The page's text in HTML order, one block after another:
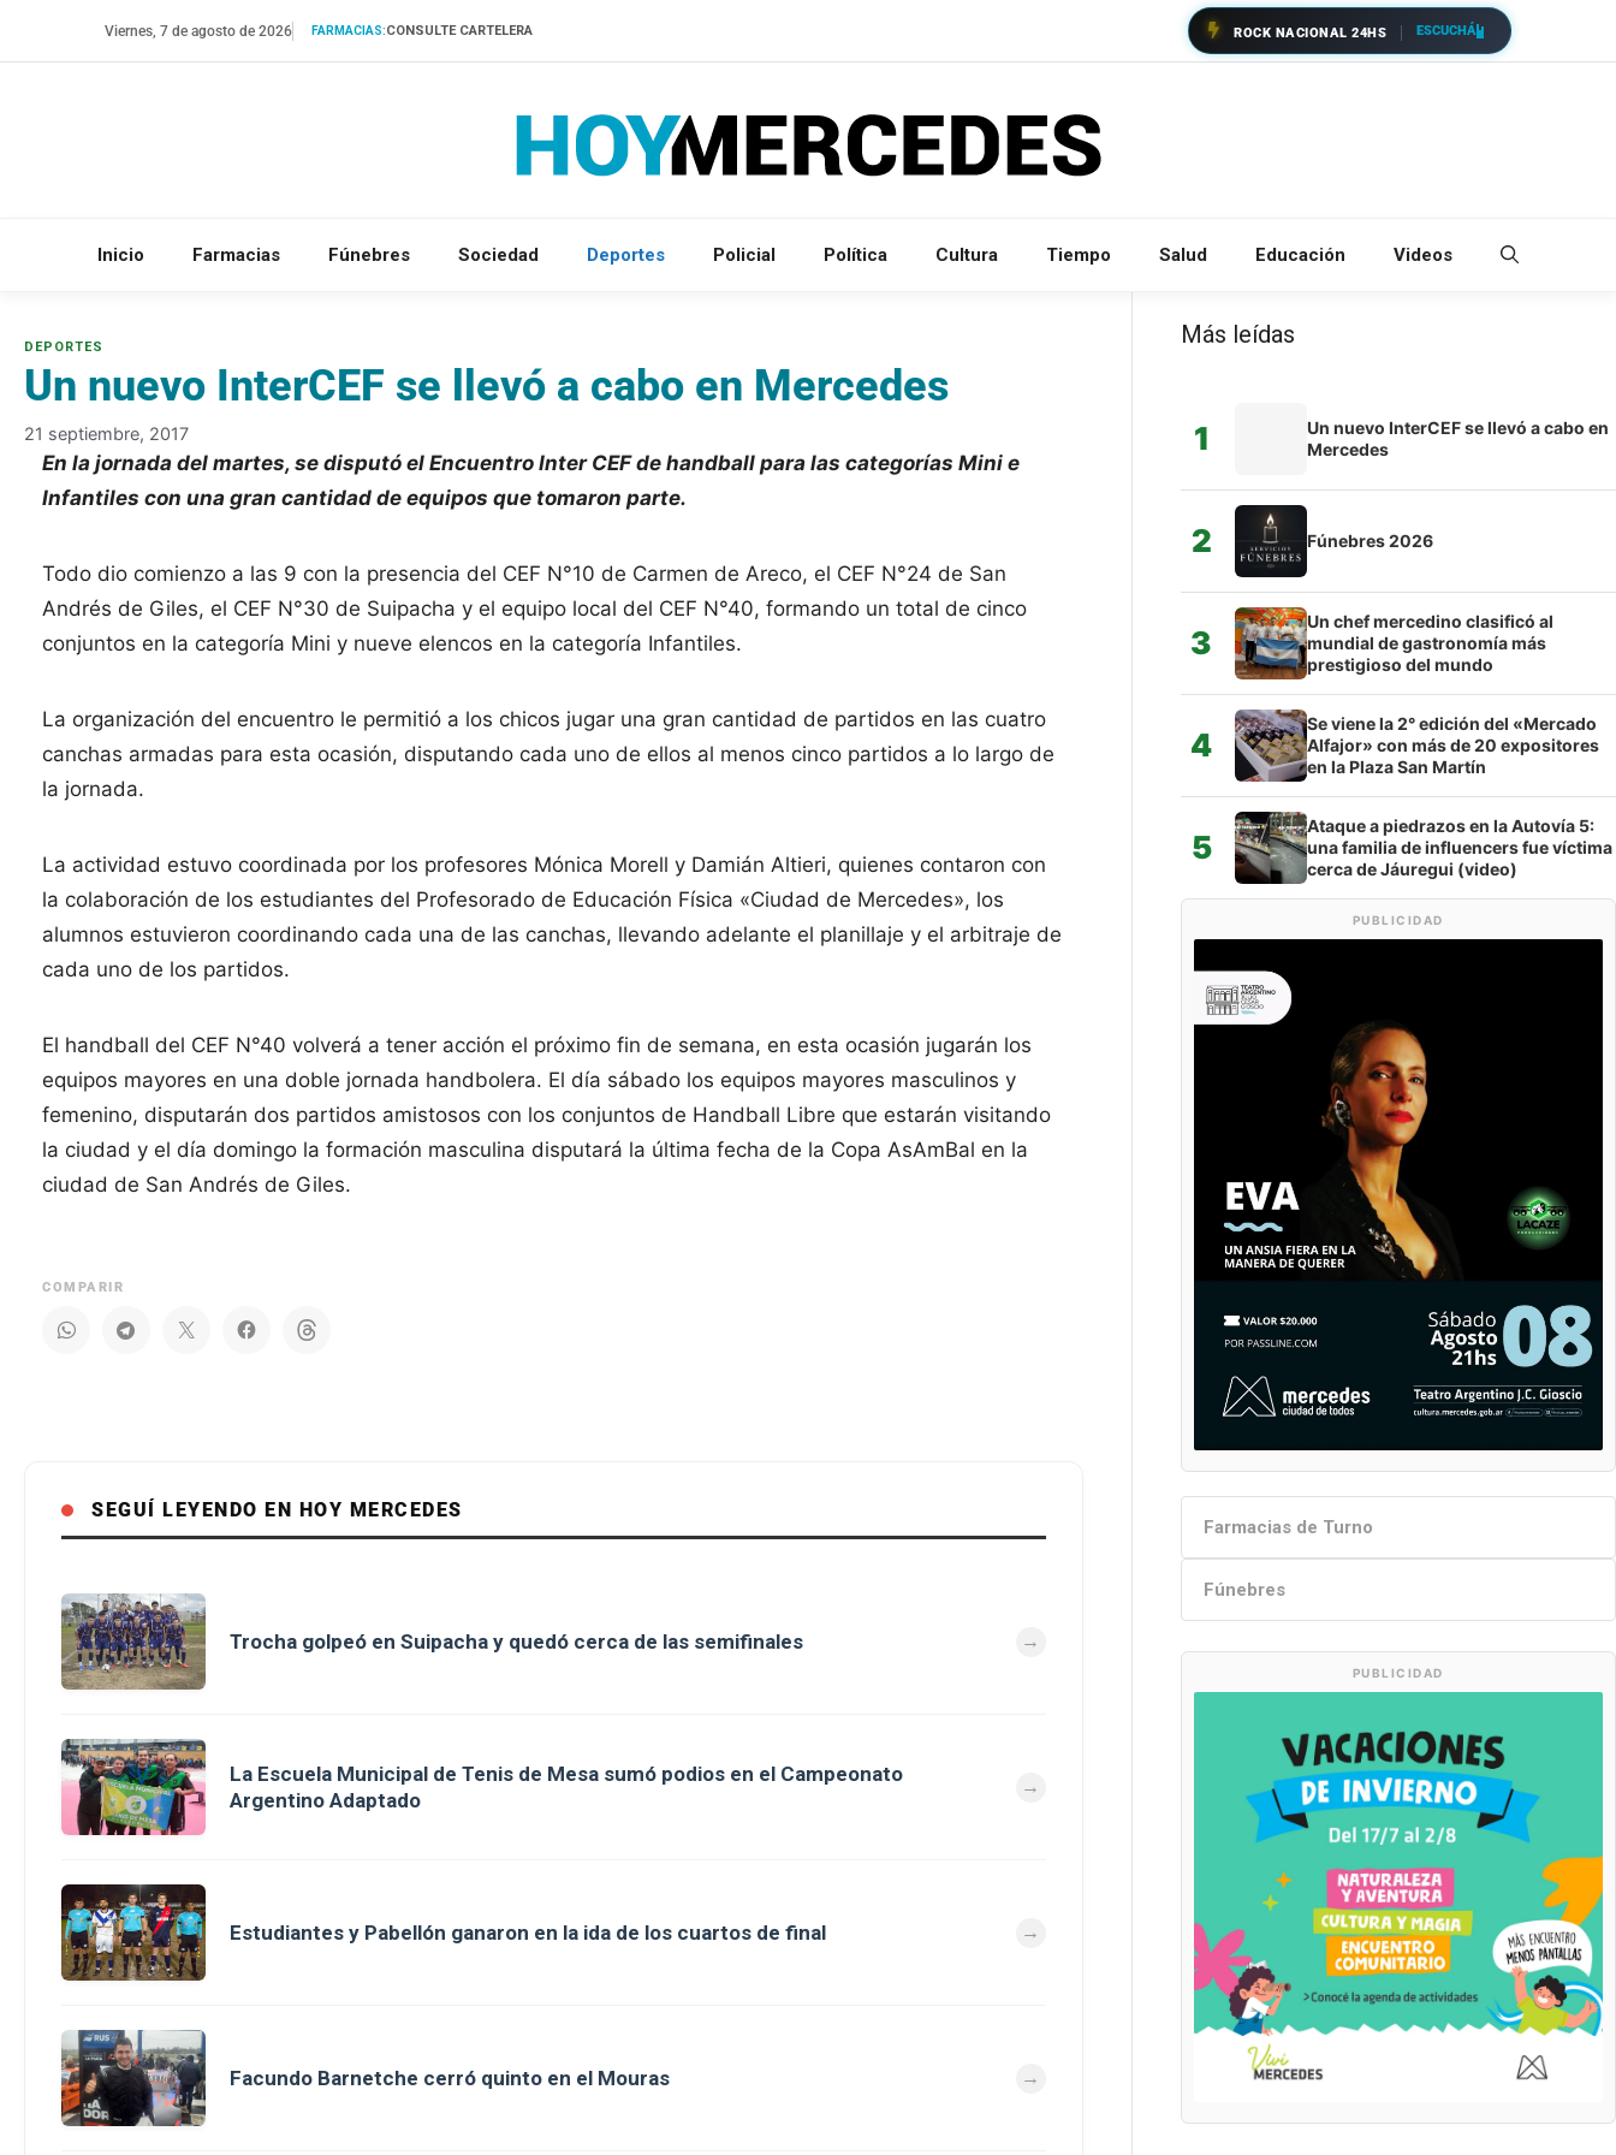
Viernes, 7 de agosto de 2026 FARMACIAS:CONSULTE CARTELERA ROCK NACIONAL 24HS ESCUCHÁ
Inicio Farmacias Fúnebres Sociedad Deportes Policial Política Cultura Tiempo Salud Educación Videos
Un nuevo InterCEF se llevó a cabo en Mercedes
21 septiembre, 2017
En la jornada del martes, se disputó el Encuentro Inter CEF de handball para las categorías Mini e
Infantiles con una gran cantidad de equipos que tomaron parte.
Todo dio comienzo a las 9 con la presencia del CEF N°10 de Carmen de Areco, el CEF N°24 de San
Andrés de Giles, el CEF N°30 de Suipacha y el equipo local del CEF N°40, formando un total de cinco
conjuntos en la categoría Mini y nueve elencos en la categoría Infantiles.
La organización del encuentro le permitió a los chicos jugar una gran cantidad de partidos en las cuatro
canchas armadas para esta ocasión, disputando cada uno de ellos al menos cinco partidos a lo largo de
la jornada.
La actividad estuvo coordinada por los profesores Mónica Morell y Damián Altieri, quienes contaron con
la colaboración de los estudiantes del Profesorado de Educación Física «Ciudad de Mercedes», los
alumnos estuvieron coordinando cada una de las canchas, llevando adelante el planillaje y el arbitraje de
cada uno de los partidos.
El handball del CEF N°40 volverá a tener acción el próximo fin de semana, en esta ocasión jugarán los
equipos mayores en una doble jornada handbolera. El día sábado los equipos mayores masculinos y
femenino, disputarán dos partidos amistosos con los conjuntos de Handball Libre que estarán visitando
la ciudad y el día domingo la formación masculina disputará la última fecha de la Copa AsAmBal en la
ciudad de San Andrés de Giles.
COMPARIR
SEGUÍ LEYENDO EN HOY MERCEDES
Trocha golpeó en Suipacha y quedó cerca de las semifinales
La Escuela Municipal de Tenis de Mesa sumó podios en el Campeonato
Argentino Adaptado
Estudiantes y Pabellón ganaron en la ida de los cuartos de final
Facundo Barnetche cerró quinto en el Mouras
Más leídas
1
Un nuevo InterCEF se llevó a cabo en
Mercedes
2 Fúnebres 2026
3
Un chef mercedino clasificó al
mundial de gastronomía más
prestigioso del mundo
4
Se viene la 2° edición del «Mercado
Alfajor» con más de 20 expositores
en la Plaza San Martín
5
Ataque a piedrazos en la Autovía 5:
una familia de influencers fue víctima
cerca de Jáuregui (video)
PUBLICIDAD
Farmacias de Turno
Fúnebres
PUBLICIDAD